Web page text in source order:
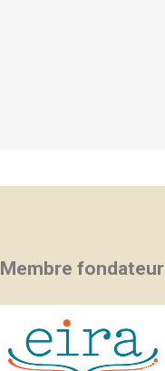
Membre fondateur